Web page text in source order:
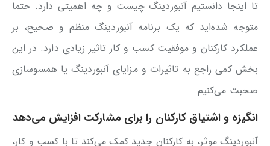
تا اینجا دانستیم آنبوردینگ چیست و چه اهمیتی دارد. حتما
متوجه شده‌اید که یک برنامه آنبوردینگ منظم و صحیح، بر
عملکرد کارکنان و موفقیت کسب و کار تاثیر زیادی دارد. در این
بخش کمی راجع به تاثیرات و مزایای آنبوردینگ یا همسوسازی
صحبت می‌کنیم.
انگیزه و اشتیاق کارکنان را برای مشارکت افزایش می‌دهد
آنبوردینگ موثر، به کارکنان جدید کمک می‌کند تا با کسب و کار،